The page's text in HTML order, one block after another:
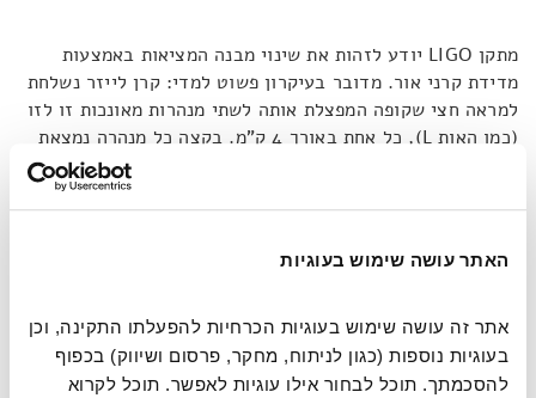
האתר עושה שימוש בעוגיות
מתקן LIGO יודע לזהות את שינוי מבנה המציאות באמצעות
מדידת קרני אור. מדובר בעיקרון פשוט למדי: קרן לייזר נשלחת
למראה חצי שקופה המפצלת אותה לשתי מנהרות מאונכות זו לזו
(כמו האות L), כל אחת באורך 4 ק"מ. בקצה כל מנהרה נמצאת
מראה המחזירה את הקרניים למראה המפצלת. המנהרות הללו
נמצאות בתנאים של ואקום ומבודדות לחלוטין מהשפעות
חיצוניות. לכן, במצב שבו מבנה המציאות יציב, שתי הקרניים
סופית. במצב של עיוות במרחב-זמן, חלק אחד של מבנה
קורה, קרן האור שנעה בקטע שהתרחב תעבור מרחק גדול יותר
מזו שנעה בקטע שהתכווץ, ואז יודיע המתקן על ההפרש ביניהן.
בבוקר ה-14 בספטמבר זה קרה, ואחרי מספר חודשים של מחקר